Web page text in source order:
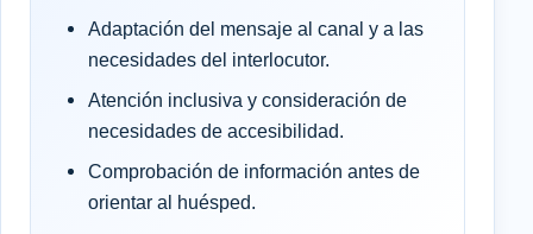
Adaptación del mensaje al canal y a las
necesidades del interlocutor.
Atención inclusiva y consideración de
necesidades de accesibilidad.
Comprobación de información antes de
orientar al huésped.